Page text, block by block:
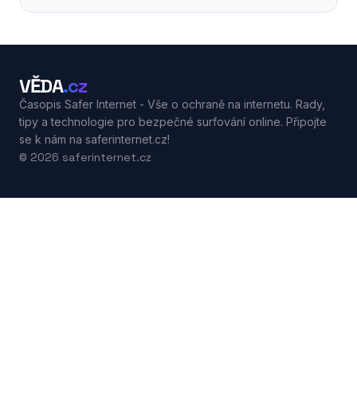
VĚDA.cz
Časopis Safer Internet - Vše o ochraně na internetu. Rady,
tipy a technologie pro bezpečné surfování online. Připojte
se k nám na saferinternet.cz!
© 2026 saferinternet.cz